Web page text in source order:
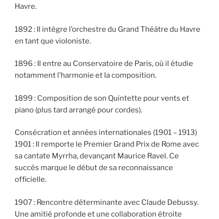
Havre.
1892 : Il intègre l’orchestre du Grand Théâtre du Havre
en tant que violoniste.
1896 : Il entre au Conservatoire de Paris, où il étudie
notamment l’harmonie et la composition.
1899 : Composition de son Quintette pour vents et
piano (plus tard arrangé pour cordes).
Consécration et années internationales (1901 – 1913)
1901 : Il remporte le Premier Grand Prix de Rome avec
sa cantate Myrrha, devançant Maurice Ravel. Ce
succès marque le début de sa reconnaissance
officielle.
1907 : Rencontre déterminante avec Claude Debussy.
Une amitié profonde et une collaboration étroite